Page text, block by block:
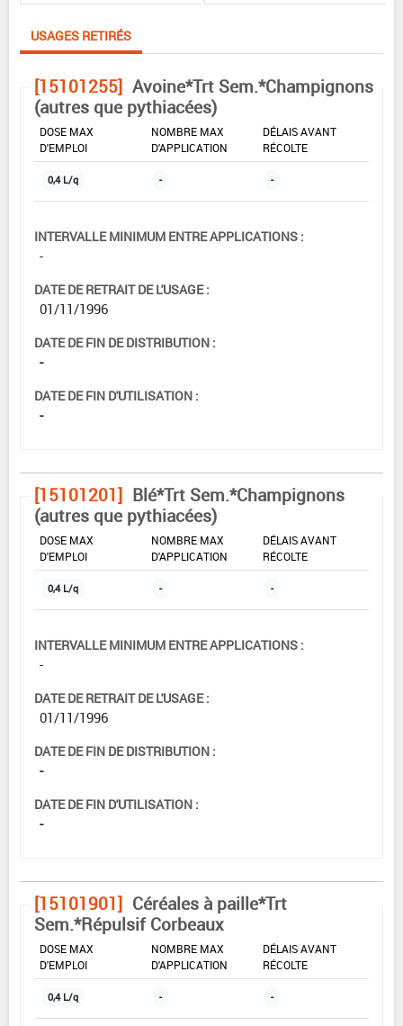
USAGES RETIRÉS
[15101255] Avoine*Trt Sem.*Champignons
(autres que pythiacées)
DOSE MAX
D'EMPLOI
NOMBRE MAX
D'APPLICATION
DÉLAIS AVANT
RÉCOLTE
0,4 L/q - -
INTERVALLE MINIMUM ENTRE APPLICATIONS :
-
DATE DE RETRAIT DE L'USAGE :
01/11/1996
DATE DE FIN DE DISTRIBUTION :
-
DATE DE FIN D'UTILISATION :
-
[15101201] Blé*Trt Sem.*Champignons
(autres que pythiacées)
DOSE MAX
D'EMPLOI
NOMBRE MAX
D'APPLICATION
DÉLAIS AVANT
RÉCOLTE
0,4 L/q - -
INTERVALLE MINIMUM ENTRE APPLICATIONS :
-
DATE DE RETRAIT DE L'USAGE :
01/11/1996
DATE DE FIN DE DISTRIBUTION :
-
DATE DE FIN D'UTILISATION :
-
[15101901] Céréales à paille*Trt
Sem.*Répulsif Corbeaux
DOSE MAX
D'EMPLOI
NOMBRE MAX
D'APPLICATION
DÉLAIS AVANT
RÉCOLTE
0,4 L/q - -